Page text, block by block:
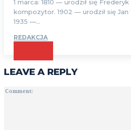
1 marca: 1810 — urodził się
kompozytor. 1902 — urodził się
1935 —...
REDAKCJA
LEAVE A REPLY